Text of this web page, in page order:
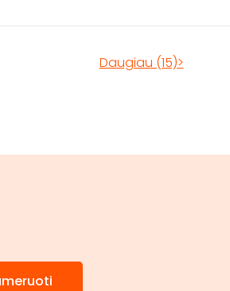
Daugiau (15)>